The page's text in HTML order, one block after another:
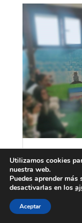
Dentro del
Conocemos
NOTICIAS
Cotobal
Dic 1, 2022|
Estos días en
Utilizamos cookies
nuestra web.
Puedes aprender
desactivarlas en los
Aceptar